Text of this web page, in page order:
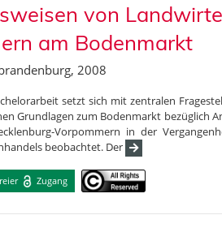
von
am Bodenmarkt
2008
setzt sich mit zentralen
Grundlagen zum Bodenmarkt bezüglich
Vorpommern in der
beobachtet. Der
Zugang